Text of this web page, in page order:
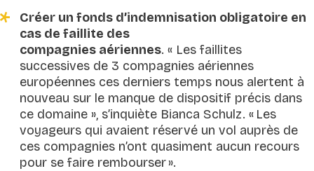
Créer un fonds d’indemnisation obligatoire en
cas de faillite des
compagnies aériennes. « Les faillites
successives de 3 compagnies aériennes
européennes ces derniers temps nous alertent à
nouveau sur le manque de dispositif précis dans
ce domaine », s’inquiète Bianca Schulz. « Les
voyageurs qui avaient réservé un vol auprès de
ces compagnies n’ont quasiment aucun recours
pour se faire rembourser».